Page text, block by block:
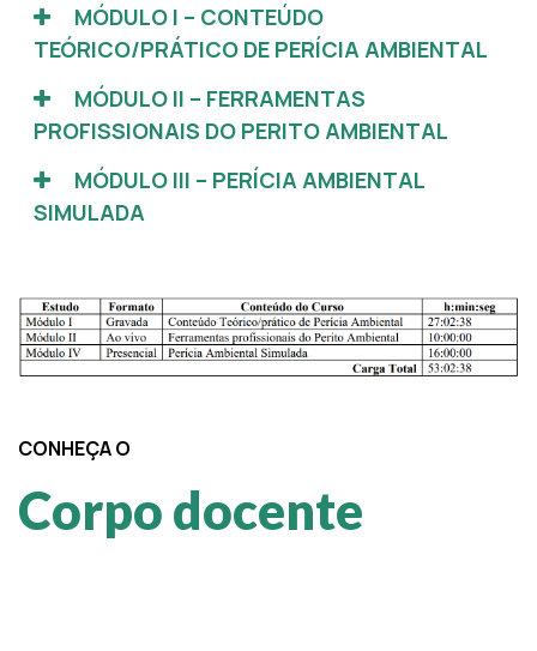
TEÓRICO/PRÁTICO DE PERÍCIA AMBIENTAL
PROFISSIONAIS DO PERITO AMBIENTAL
SIMULADA
CONHEÇA O
Corpo docente